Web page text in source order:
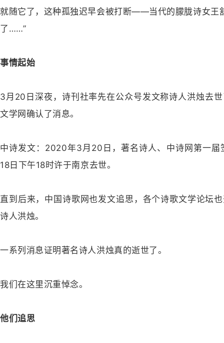
就随它了，这种孤独迟早会被打断——当代的朦胧诗女王
了……”
事情起始
3月20日深夜，诗刊社率先在公众号发文称诗人洪烛去
文学网确认了消息。
中诗发文：2020年3月20日，著名诗人、中诗网第一
18日下午18时许于南京去世。
直到后来，中国诗歌网也发文追思，各个诗歌文学论坛
诗人洪烛。
一系列消息证明著名诗人洪烛真的逝世了。
我们在这里沉重悼念。
他们追思